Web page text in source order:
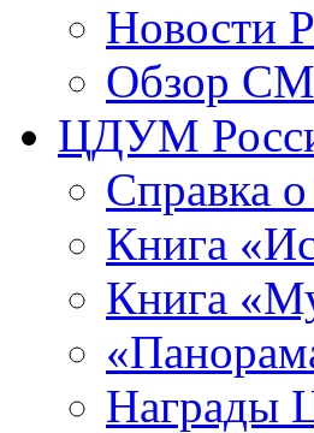
Новости
Обзор
ЦДУМ
Справка
Книга
Книга
Награды